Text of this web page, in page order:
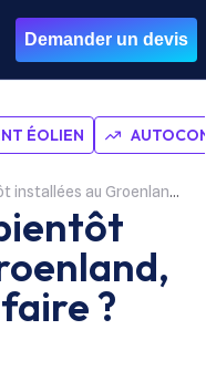
Demander un devis
ÉOLIEN
Groenland, mais pour quoi faire ?
?